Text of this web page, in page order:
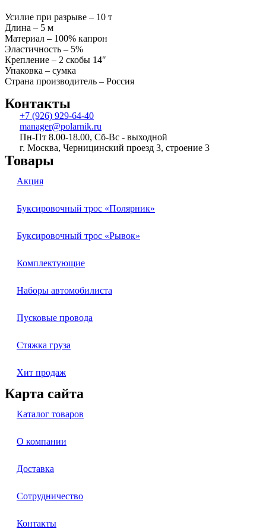
Усилие при разрыве – 10 т
Длина – 5 м
Материал – 100% капрон
Эластичность – 5%
Крепление – 2 скобы 14″
Упаковка – сумка
Страна производитель – Россия
Контакты
+7 (926) 929-64-40
manager@polarnik.ru
Пн-Пт 8.00-18.00, Сб-Вс - выходной
г. Москва, Черницинский проезд 3, строение 3
Товары
Акция
Буксировочный трос «Полярник»
Буксировочный трос «Рывок»
Комплектующие
Наборы автомобилиста
Пусковые провода
Стяжка груза
Хит продаж
Карта сайта
Каталог товаров
О компании
Доставка
Сотрудничество
Контакты